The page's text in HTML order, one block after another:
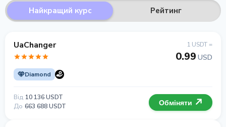
Найкращий курс Рейтинг
UaChanger
Diamond
1 USDT =
0.99 USD
Від 10 136 USDT
До 663 688 USDT Обміняти